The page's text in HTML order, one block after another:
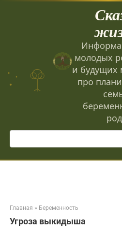
молодых
и будущих
про
Поиск:
Главная » Беременность
Угроза выкидыша